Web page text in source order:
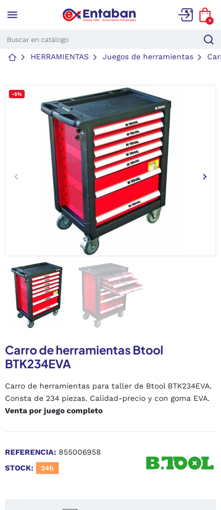
menu 0
HERRAMIENTAS Juegos de herramientas
-5%
Anterior
keyboard_arrow_left keyboard_arrow_right
Carro de herramientas Btool
BTK234EVA
Carro de herramientas para taller de Btool BTK234EVA.
Consta de 234 piezas. Calidad-precio y con goma EVA.
Venta por juego completo
REFERENCIA: 855006958
STOCK:
24h